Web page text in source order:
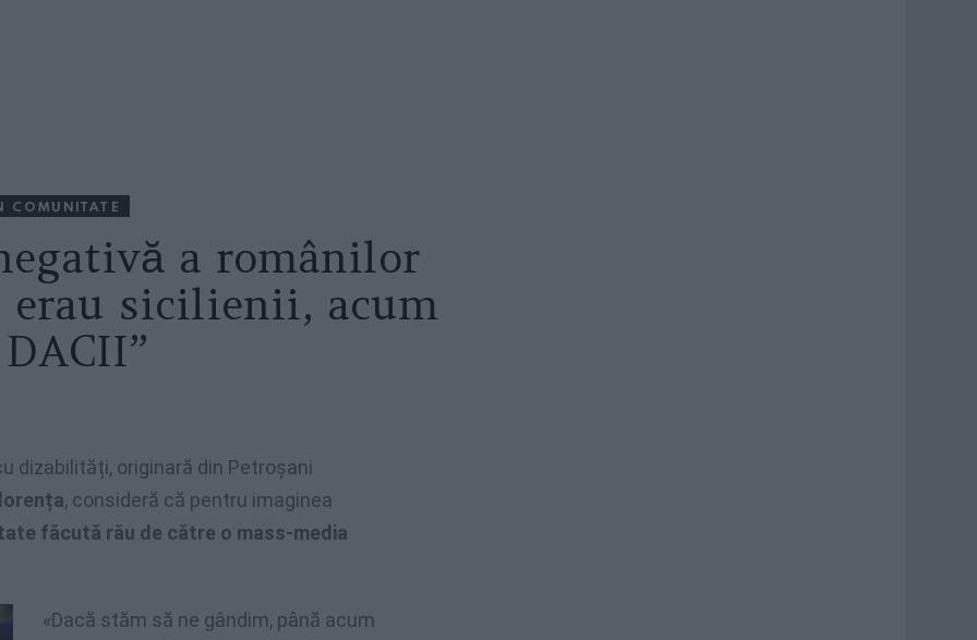
COMUNITATE
a românilor
sicilienii, acum
dizabilități, originară din Petroșani
, consideră că pentru imaginea
făcută rău de către o mass-media
«Dacă stăm să ne gândim, până acum